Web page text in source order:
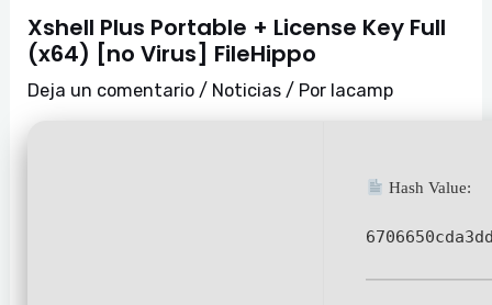
Xshell Plus Portable + License Key Full
(x64) [no Virus] FileHippo
Deja un comentario / Noticias / Por lacamp
Hash Value: